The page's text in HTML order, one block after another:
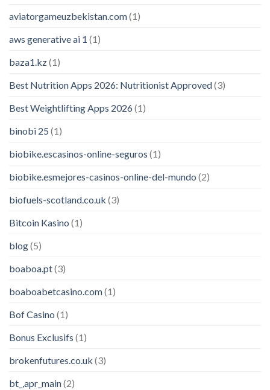
aviatorgameuzbekistan.com(1)
aws generative ai 1 (1)
baza1.kz(1)
Best Nutrition Apps 2026: Nutritionist Approved(3)
Best Weightlifting Apps 2026(1)
binobi 25 (1)
biobike.escasinos-online-seguros (1)
biobike.esmejores-casinos-online-del-mundo (2)
biofuels-scotland.co.uk (3)
Bitcoin Kasino (1)
blog(5)
boaboa.pt(3)
boaboabetcasino.com(1)
Bof Casino (1)
Bonus Exclusifs (1)
brokenfutures.co.uk (3)
bt_,apr_main(2)